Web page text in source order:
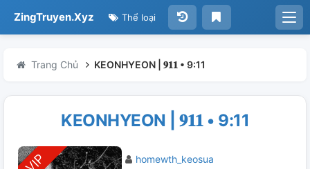
ZingTruyen.Xyz Thể loại
Trang Chủ KEONHYEON | 𝟗𝟏𝟏 • 9:11
KEONHYEON | 𝟗𝟏𝟏 • 9:11
homewth_keosua